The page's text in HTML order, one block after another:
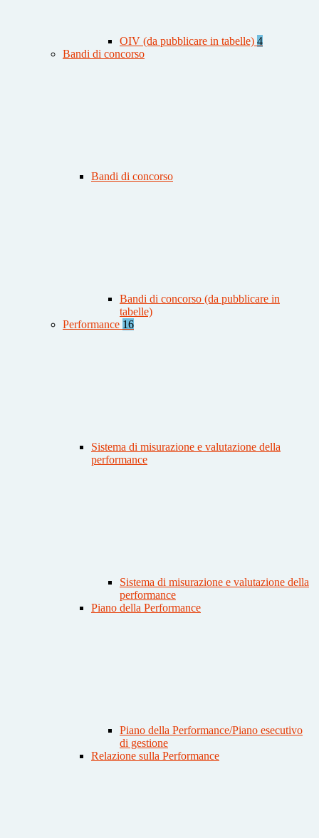
OIV (da pubblicare in tabelle) 4
Bandi di concorso
Bandi di concorso
Bandi di concorso (da pubblicare in
tabelle)
Performance 16
Sistema di misurazione e valutazione della
performance
Sistema di misurazione e valutazione della
performance
Piano della Performance
Piano della Performance/Piano esecutivo
di gestione
Relazione sulla Performance